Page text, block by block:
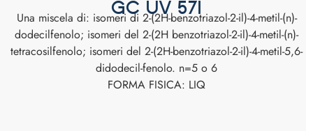
GC UV 571
Una miscela di: isomeri di 2-(2H-benzotriazol-2-il)-4-metil-(n)-
dodecilfenolo; isomeri del 2-(2H benzotriazol-2-il)-4-metil-(n)-
tetracosilfenolo; isomeri del 2-(2H-benzotriazol-2-il)-4-metil-5,6-
didodecil-fenolo. n=5 o 6
FORMA FISICA: LIQ